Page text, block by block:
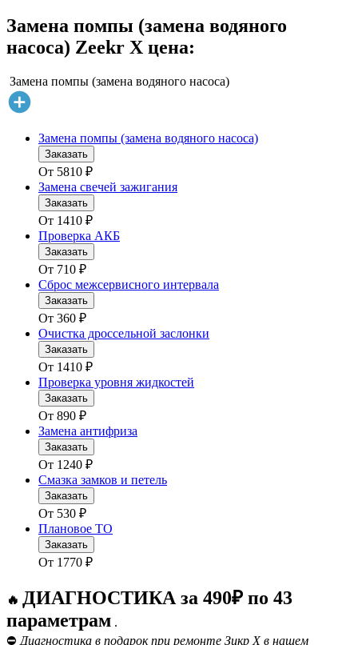
Замена помпы (замена водяного
насоса) Zeekr X цена:
Замена помпы (замена водяного насоса)
Замена помпы (замена водяного насоса)
Заказать
От 5810 ₽
Замена свечей зажигания
Заказать
От 1410 ₽
Проверка АКБ
Заказать
От 710 ₽
Сброс межсервисного интервала
Заказать
От 360 ₽
Очистка дроссельной заслонки
Заказать
От 1410 ₽
Проверка уровня жидкостей
Заказать
От 890 ₽
Замена антифриза
Заказать
От 1240 ₽
Смазка замков и петель
Заказать
От 530 ₽
Плановое ТО
Заказать
От 1770 ₽
🔥 ДИАГНОСТИКА за 490₽ по 43
параметрам .
⛔ Диагностика в подарок при ремонте Зикр Х в нашем